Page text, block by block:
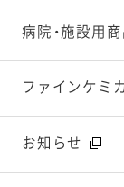
レシピ動画
今日のレ
深谷テラ
おたのし
広告ギャラ
お客様の
キユーピ
病院・施設用
ファインケミ
お知らせ